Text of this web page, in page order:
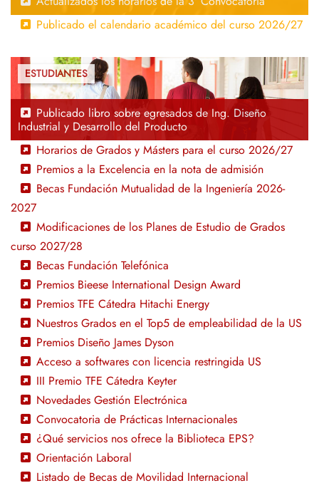
Publicado el calendario académico del curso 2026/27
Publicado libro sobre egresados de Ing. Diseño
Industrial y Desarrollo del Producto
Horarios de Grados y Másters para el curso 2026/27
Premios a la Excelencia en la nota de admisión
Becas Fundación Mutualidad de la Ingeniería 2026-
2027
Modificaciones de los Planes de Estudio de Grados
curso 2027/28
Becas Fundación Telefónica
Premios Bieese International Design Award
Premios TFE Cátedra Hitachi Energy
Nuestros Grados en el Top5 de empleabilidad de la US
Premios Diseño James Dyson
Acceso a softwares con licencia restringida US
III Premio TFE Cátedra Keyter
Novedades Gestión Electrónica
Convocatoria de Prácticas Internacionales
¿Qué servicios nos ofrece la Biblioteca EPS?
Orientación Laboral
Listado de Becas de Movilidad Internacional